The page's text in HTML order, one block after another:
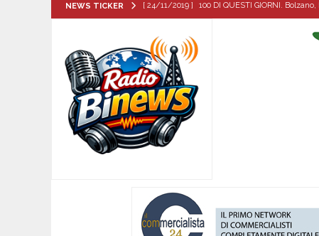
NEWS TICKER [ 24/11/2019 ] 100 DI QUESTI GIORNI.
[ 06/08/2026 ] Mugnano del Cardinale,
[ 06/08/2026 ] Lutto ad Avella: è scomparso il
[ 06/08/2026 ] Brusciano dà il benvenuto
Gigli CULTURA E MANIFESTAZIONI
[ 06/08/2026 ]
[ 06/08/2026 ] Torna l’Aquilonia Jazz Fest:
IRPINIA